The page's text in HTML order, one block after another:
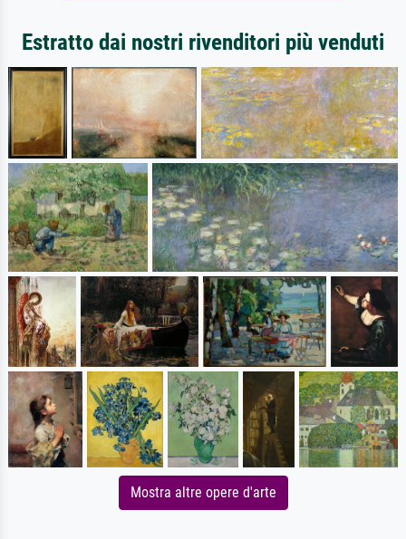
Estratto dai nostri rivenditori più venduti
Mostra altre opere d'arte